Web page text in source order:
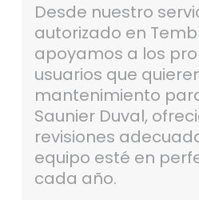
Desde nuestro
autorizado en
apoyamos a los
usuarios que
mantenimiento
Saunier Duval,
revisiones
equipo esté en
cada año.